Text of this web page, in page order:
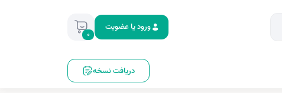
ورود یا عضویت
0
دریافت نسخه